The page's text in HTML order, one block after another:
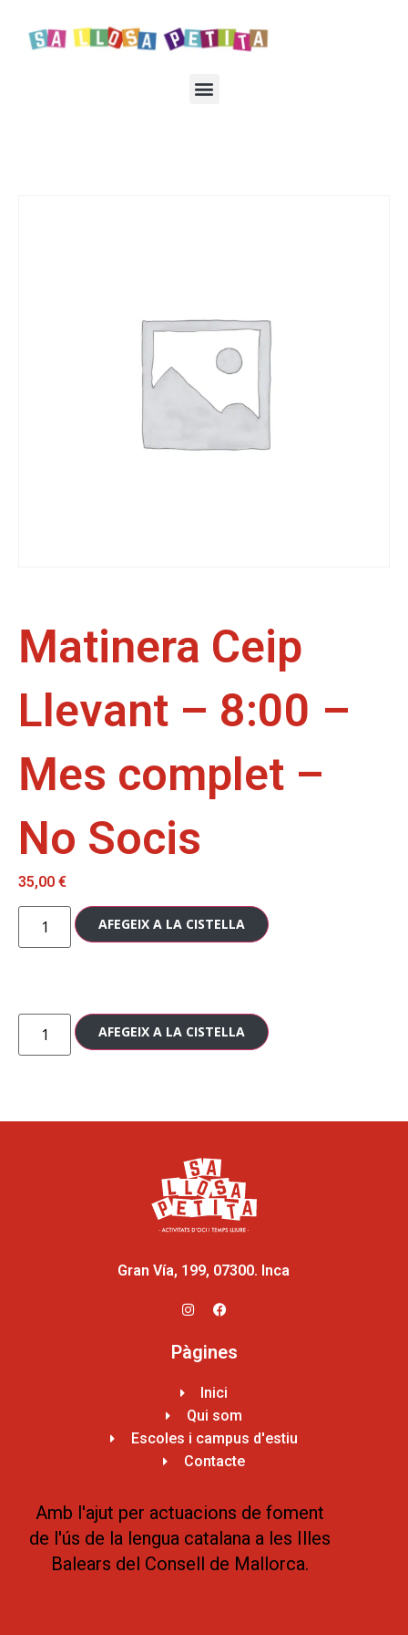
Matinera Ceip
Llevant – 8:00 –
Mes complet –
No Socis
35,00 €
AFEGEIX A LA CISTELLA
AFEGEIX A LA CISTELLA
Gran Vía, 199, 07300. Inca
Pàgines
Inici
Qui som
Escoles i campus d'estiu
Contacte
Amb l'ajut per actuacions de foment
de l'ús de la lengua catalana a les Illes
Balears del Consell de Mallorca.